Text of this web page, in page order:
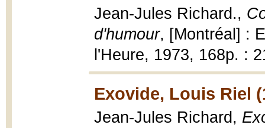
Jean-Jules Richard.,
d'humour, [Montréal] :
l'Heure, 1973, 168p. :
Exovide, Louis Riel
Jean-Jules Richard,